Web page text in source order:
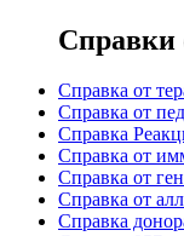
Справки
Справка от
Справка от
Cправка
Cправка от
Cправка от
Cправка от
Cправка